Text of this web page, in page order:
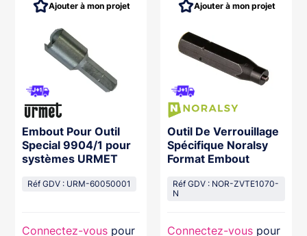
Embout Pour Outil
Special 9904/1 pour
systèmes URMET
Réf GDV : URM-60050001
Connectez-vous pour
Ajouter à mon projet
Outil De Verrouillage
Spécifique Noralsy
Format Embout
Réf GDV : NOR-ZVTE1070-
N
Connectez-vous pour
Ajouter à mon projet